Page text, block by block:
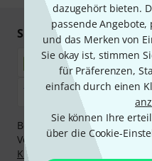
dazugehört bieten.
passende
und das Merken von
Sie okay ist, stimmen
für Präferenzen,
einfach durch einen
Sie können Ihre
über die Cookie-
Sicher einkaufen &
Bezahlen Sie vertraulich
Vorkasse, PayPal, Amazon
Klarna Ratenzahlung